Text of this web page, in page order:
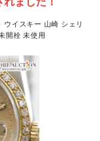
イスキー 山崎 シェリ
開栓 未使用